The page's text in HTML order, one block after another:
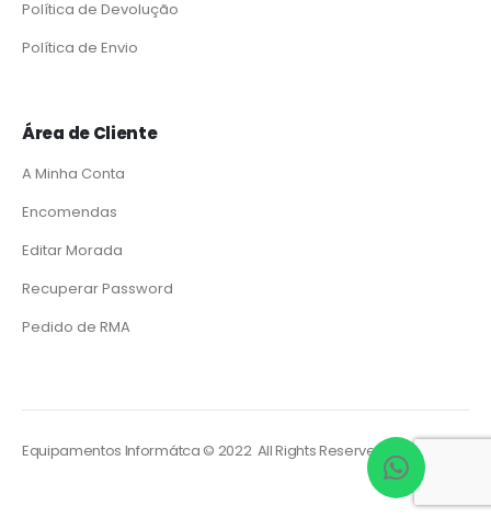
Política de Devolução
Política de Envio
Área de Cliente
A Minha Conta
Encomendas
Editar Morada
Recuperar Password
Pedido de RMA
Equipamentos Informátca © 2022 All Rights Reserved. Powered by